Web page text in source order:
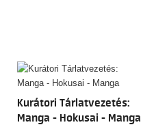
1849) ukijo-e mester Hokuszai
Manga című, több ezer rajzból
rajzgyűjteményéhez. A tárlat
nem azt kívánja igazolni, hogy
Kurátori Tárlatvezetés:
Manga - Hokusai - Manga